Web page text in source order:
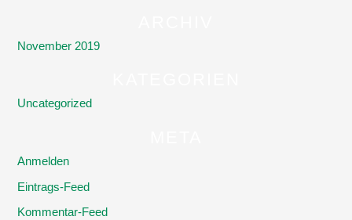
:
November 2019
Uncategorized
Anmelden
Eintrags-Feed
Kommentar-Feed